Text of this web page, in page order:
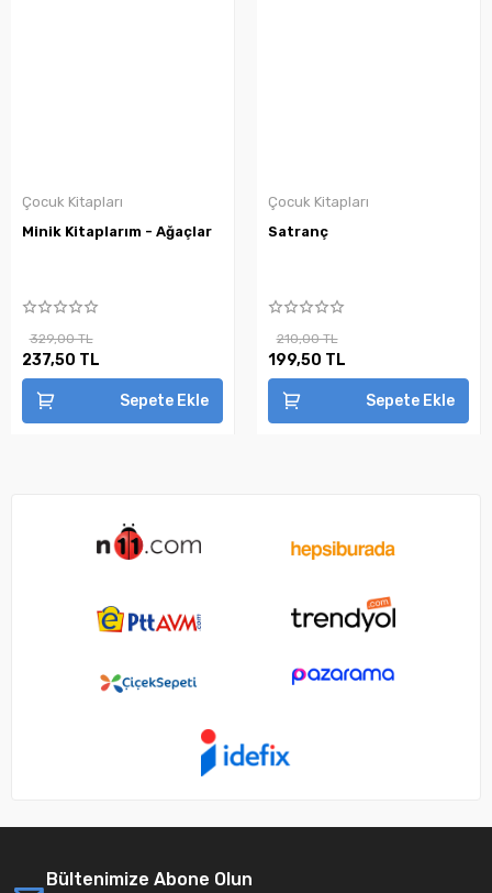
Çocuk Kitapları
Minik Kitaplarım - Ağaçlar
329,00 TL
237,50 TL
Sepete Ekle
Çocuk Kitapları
Satranç
210,00 TL
199,50 TL
Sepete Ekle
Bültenimize Abone Olun